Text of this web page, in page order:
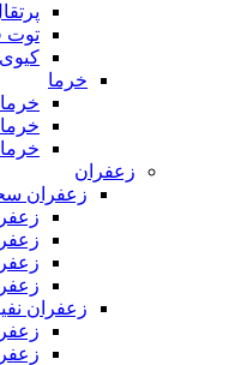
توت
خرما
خرما
زعفران
زعفران
زعفران